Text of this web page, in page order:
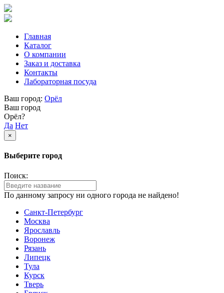
Главная
Каталог
О компании
Заказ и доставка
Контакты
Лабораторная посуда
Ваш город: Орёл
Ваш город
Орёл?
Да Нет
×
Выберите город
Поиск:
По данному запросу ни одного города не найдено!
Санкт-Петербург
Москва
Ярославль
Воронеж
Рязань
Липецк
Тула
Курск
Тверь